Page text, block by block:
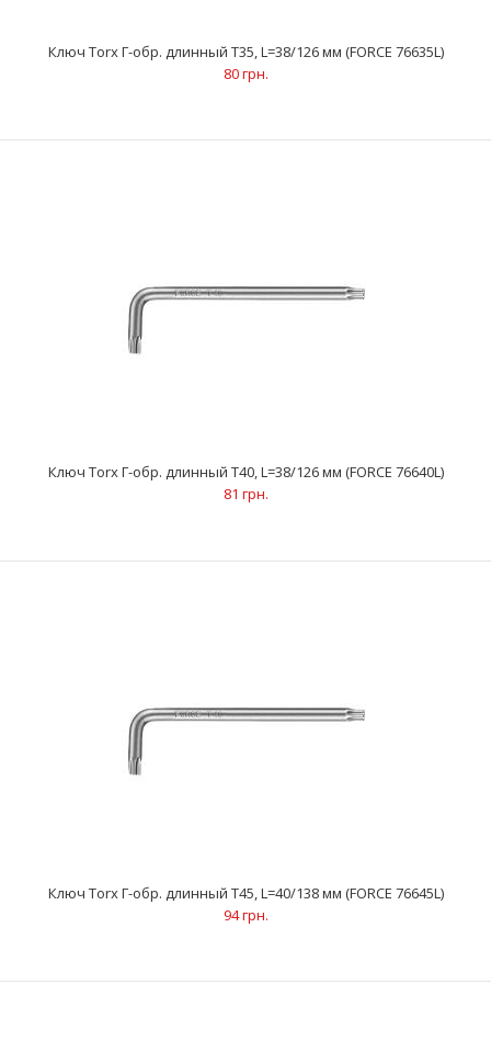
81 грн.
Ключ Torx Г-обр. длинный Т35, L=38/126 мм (FORCE 76635L)
80 грн.
Ключ Torx Г-обр. длинный Т40, L=38/126 мм (FORCE 76640L)
81 грн.
Ключ Torx Г-обр. длинный Т45, L=40/138 мм (FORCE 76645L)
94 грн.